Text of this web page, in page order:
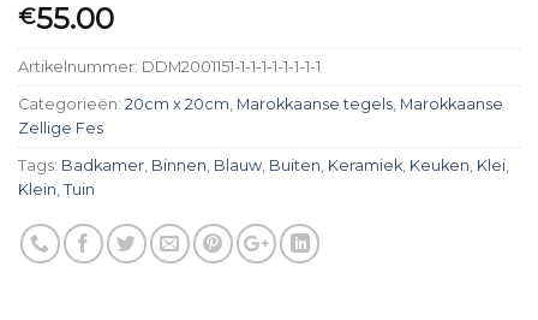
€55.00
Artikelnummer: DDM2001151-1-1-1-1-1-1-1-1
Categorieën: 20cm x 20cm, Marokkaanse tegels, Marokkaanse
Zellige Fes
Tags: Badkamer, Binnen, Blauw, Buiten, Keramiek, Keuken, Klei,
Klein, Tuin